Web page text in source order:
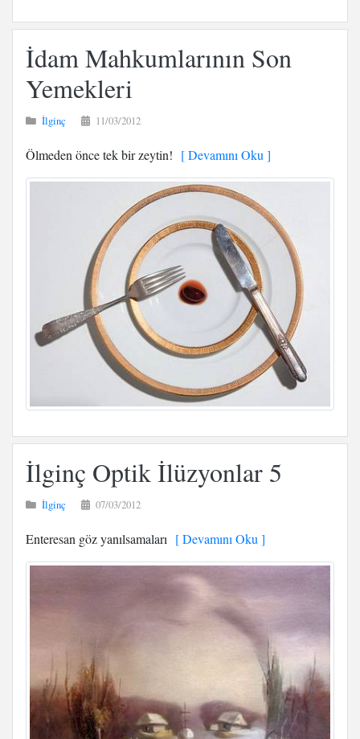
İdam Mahkumlarının Son
Yemekleri
İlginç 11/03/2012
Ölmeden önce tek bir zeytin! [ Devamını Oku ]
İlginç Optik İlüzyonlar 5
İlginç 07/03/2012
Enteresan göz yanılsamaları [ Devamını Oku ]